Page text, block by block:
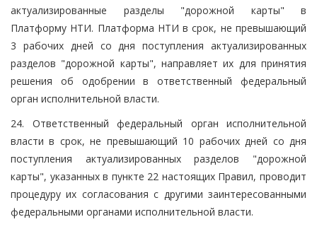
актуализированные разделы "дорожной карты" в
Платформу НТИ. Платформа НТИ в срок, не превышающий
3 рабочих дней со дня поступления актуализированных
разделов "дорожной карты", направляет их для принятия
решения об одобрении в ответственный федеральный
орган исполнительной власти.
24. Ответственный федеральный орган исполнительной
власти в срок, не превышающий 10 рабочих дней со дня
поступления актуализированных разделов "дорожной
карты", указанных в пункте 22 настоящих Правил, проводит
процедуру их согласования с другими заинтересованными
федеральными органами исполнительной власти.